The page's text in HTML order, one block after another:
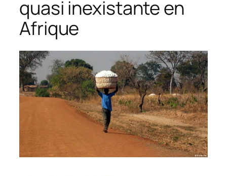
quasi inexistante en
Afrique